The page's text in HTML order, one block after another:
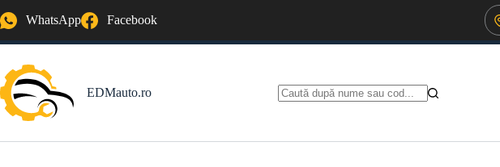
la
WhatsApp Facebook
EDMauto.ro